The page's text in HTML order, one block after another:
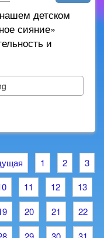
детском
сияние»
и
1 2
3
11 12
13
20 21
22